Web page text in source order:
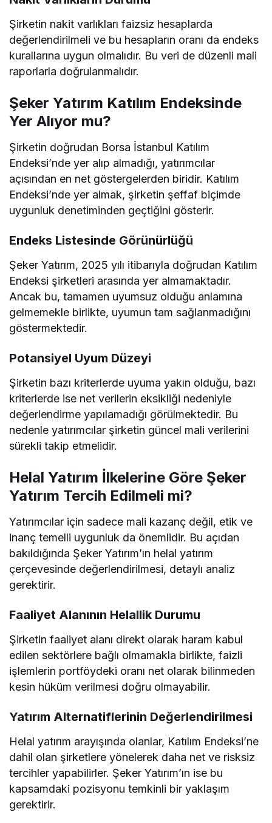
Şirketin nakit varlıkları faizsiz hesaplarda
değerlendirilmeli ve bu hesapların oranı da endeks
kurallarına uygun olmalıdır. Bu veri de düzenli mali
raporlarla doğrulanmalıdır.
Şeker Yatırım Katılım Endeksinde
Yer Alıyor mu?
Şirketin doğrudan Borsa İstanbul Katılım
Endeksi’nde yer alıp almadığı, yatırımcılar
açısından en net göstergelerden biridir. Katılım
Endeksi’nde yer almak, şirketin şeffaf biçimde
uygunluk denetiminden geçtiğini gösterir.
Endeks Listesinde Görünürlüğü
Şeker Yatırım, 2025 yılı itibarıyla doğrudan Katılım
Endeksi şirketleri arasında yer almamaktadır.
Ancak bu, tamamen uyumsuz olduğu anlamına
gelmemekle birlikte, uyumun tam sağlanmadığını
göstermektedir.
Potansiyel Uyum Düzeyi
Şirketin bazı kriterlerde uyuma yakın olduğu, bazı
kriterlerde ise net verilerin eksikliği nedeniyle
değerlendirme yapılamadığı görülmektedir. Bu
nedenle yatırımcılar şirketin güncel mali verilerini
sürekli takip etmelidir.
Helal Yatırım İlkelerine Göre Şeker
Yatırım Tercih Edilmeli mi?
Yatırımcılar için sadece mali kazanç değil, etik ve
inanç temelli uygunluk da önemlidir. Bu açıdan
bakıldığında Şeker Yatırım’ın helal yatırım
çerçevesinde değerlendirilmesi, detaylı analiz
gerektirir.
Faaliyet Alanının Helallik Durumu
Şirketin faaliyet alanı direkt olarak haram kabul
edilen sektörlere bağlı olmamakla birlikte, faizli
işlemlerin portföydeki oranı net olarak bilinmeden
kesin hüküm verilmesi doğru olmayabilir.
Yatırım Alternatiflerinin Değerlendirilmesi
Helal yatırım arayışında olanlar, Katılım Endeksi’ne
dahil olan şirketlere yönelerek daha net ve risksiz
tercihler yapabilirler. Şeker Yatırım’ın ise bu
kapsamdaki pozisyonu temkinli bir yaklaşım
gerektirir.